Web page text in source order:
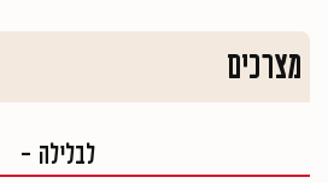
מצרכים
לבלילה -